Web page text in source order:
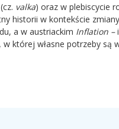
valka) oraz w plebiscycie
historii w kontekście
a w austriackim Inflation –
której własne potrzeby są